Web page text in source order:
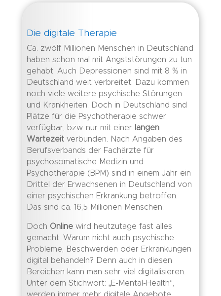
Die digitale Therapie
Ca. zwölf Millionen Menschen in Deutschland
haben schon mal mit Angststörungen zu tun
gehabt. Auch Depressionen sind mit 8 % in
Deutschland weit verbreitet. Dazu kommen
noch viele weitere psychische Störungen
und Krankheiten. Doch in Deutschland sind
Plätze für die Psychotherapie schwer
verfügbar, bzw. nur mit einer
langen
Wartezeitverbunden. Nach Angaben des
Berufsverbands der Fachärzte für
psychosomatische Medizin und
Psychotherapie (BPM) sind in einem Jahr ein
Drittel der Erwachsenen in Deutschland von
einer psychischen Erkrankung betroffen.
Das sind ca. 16,5 Millionen Menschen.
Doch Onlinewird heutzutage fast alles
gemacht. Warum nicht auch psychische
Probleme, Beschwerden oder Erkrankungen
digital behandeln? Denn auch in diesen
Bereichen kann man sehr viel digitalisieren.
Unter dem Stichwort: „E-Mental-Health“,